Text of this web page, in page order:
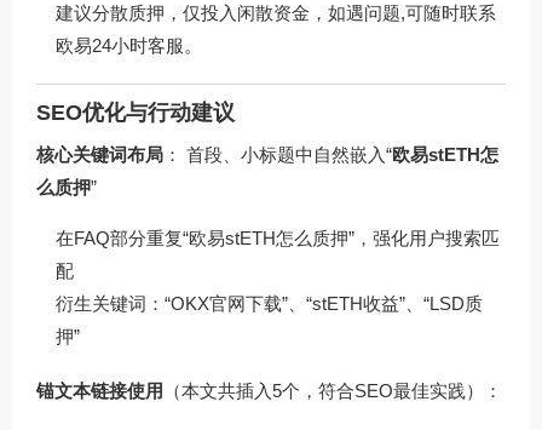
建议分散质押，仅投入闲散资金，如遇问题,可随时联系
欧易24小时客服。
SEO优化与行动建议
核心关键词布局 ： 首段、小标题中自然嵌入“欧易stETH怎
么质押”
在FAQ部分重复“欧易stETH怎么质押”，强化用户搜索匹
配
衍生关键词：“OKX官网下载”、“stETH收益”、“LSD质
押”
锚文本链接使用 （本文共插入5个，符合SEO最佳实践）：